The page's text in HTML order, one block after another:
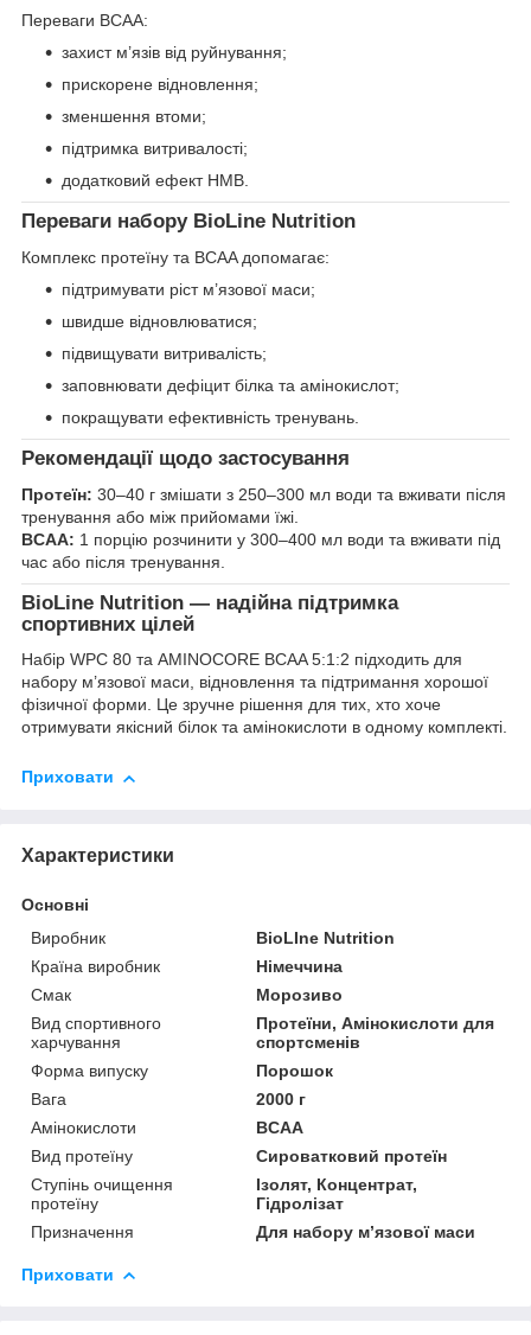
Переваги BCAA:
захист м’язів від руйнування;
прискорене відновлення;
зменшення втоми;
підтримка витривалості;
додатковий ефект HMB.
Переваги набору BioLine Nutrition
Комплекс протеїну та BCAA допомагає:
підтримувати ріст м’язової маси;
швидше відновлюватися;
підвищувати витривалість;
заповнювати дефіцит білка та амінокислот;
покращувати ефективність тренувань.
Рекомендації щодо застосування
Протеїн: 30–40 г змішати з 250–300 мл води та вживати після
тренування або між прийомами їжі.
BCAA: 1 порцію розчинити у 300–400 мл води та вживати під
час або після тренування.
BioLine Nutrition — надійна підтримка
спортивних цілей
Набір WPC 80 та AMINOCORE BCAA 5:1:2 підходить для
набору м’язової маси, відновлення та підтримання хорошої
фізичної форми. Це зручне рішення для тих, хто хоче
отримувати якісний білок та амінокислоти в одному комплекті.
Приховати
Характеристики
Основні
Виробник
BioLIne Nutrition
Країна виробник
Німеччина
Смак
Морозиво
Вид спортивного
харчування
Протеїни, Амінокислоти для
спортсменів
Форма випуску
Порошок
Вага
2000 г
Амінокислоти
BCAA
Вид протеїну
Сироватковий протеїн
Ступінь очищення
протеїну
Ізолят, Концентрат,
Гідролізат
Призначення
Для набору м’язової маси
Приховати